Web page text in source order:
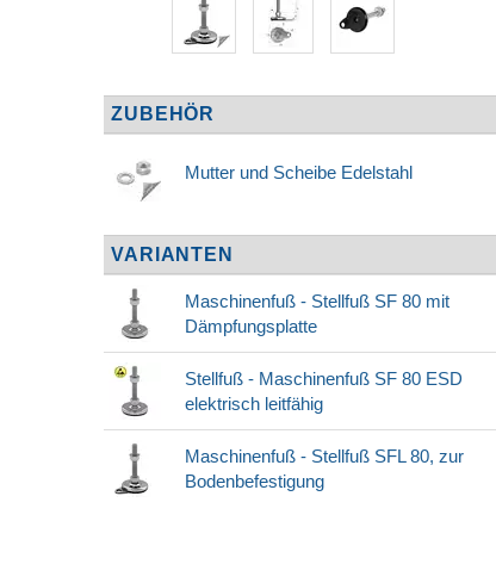
ZUBEHÖR
Mutter und Scheibe Edelstahl
VARIANTEN
Maschinenfuß - Stellfuß SF 80 mit
Dämpfungsplatte
Stellfuß - Maschinenfuß SF 80 ESD
elektrisch leitfähig
Maschinenfuß - Stellfuß SFL 80, zur
Bodenbefestigung